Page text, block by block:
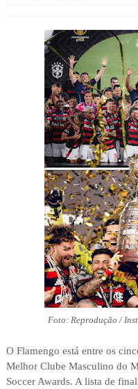
Foto: Reprodução /
O Flamengo está entre os
Melhor Clube Masculino do
Soccer Awards. A lista de